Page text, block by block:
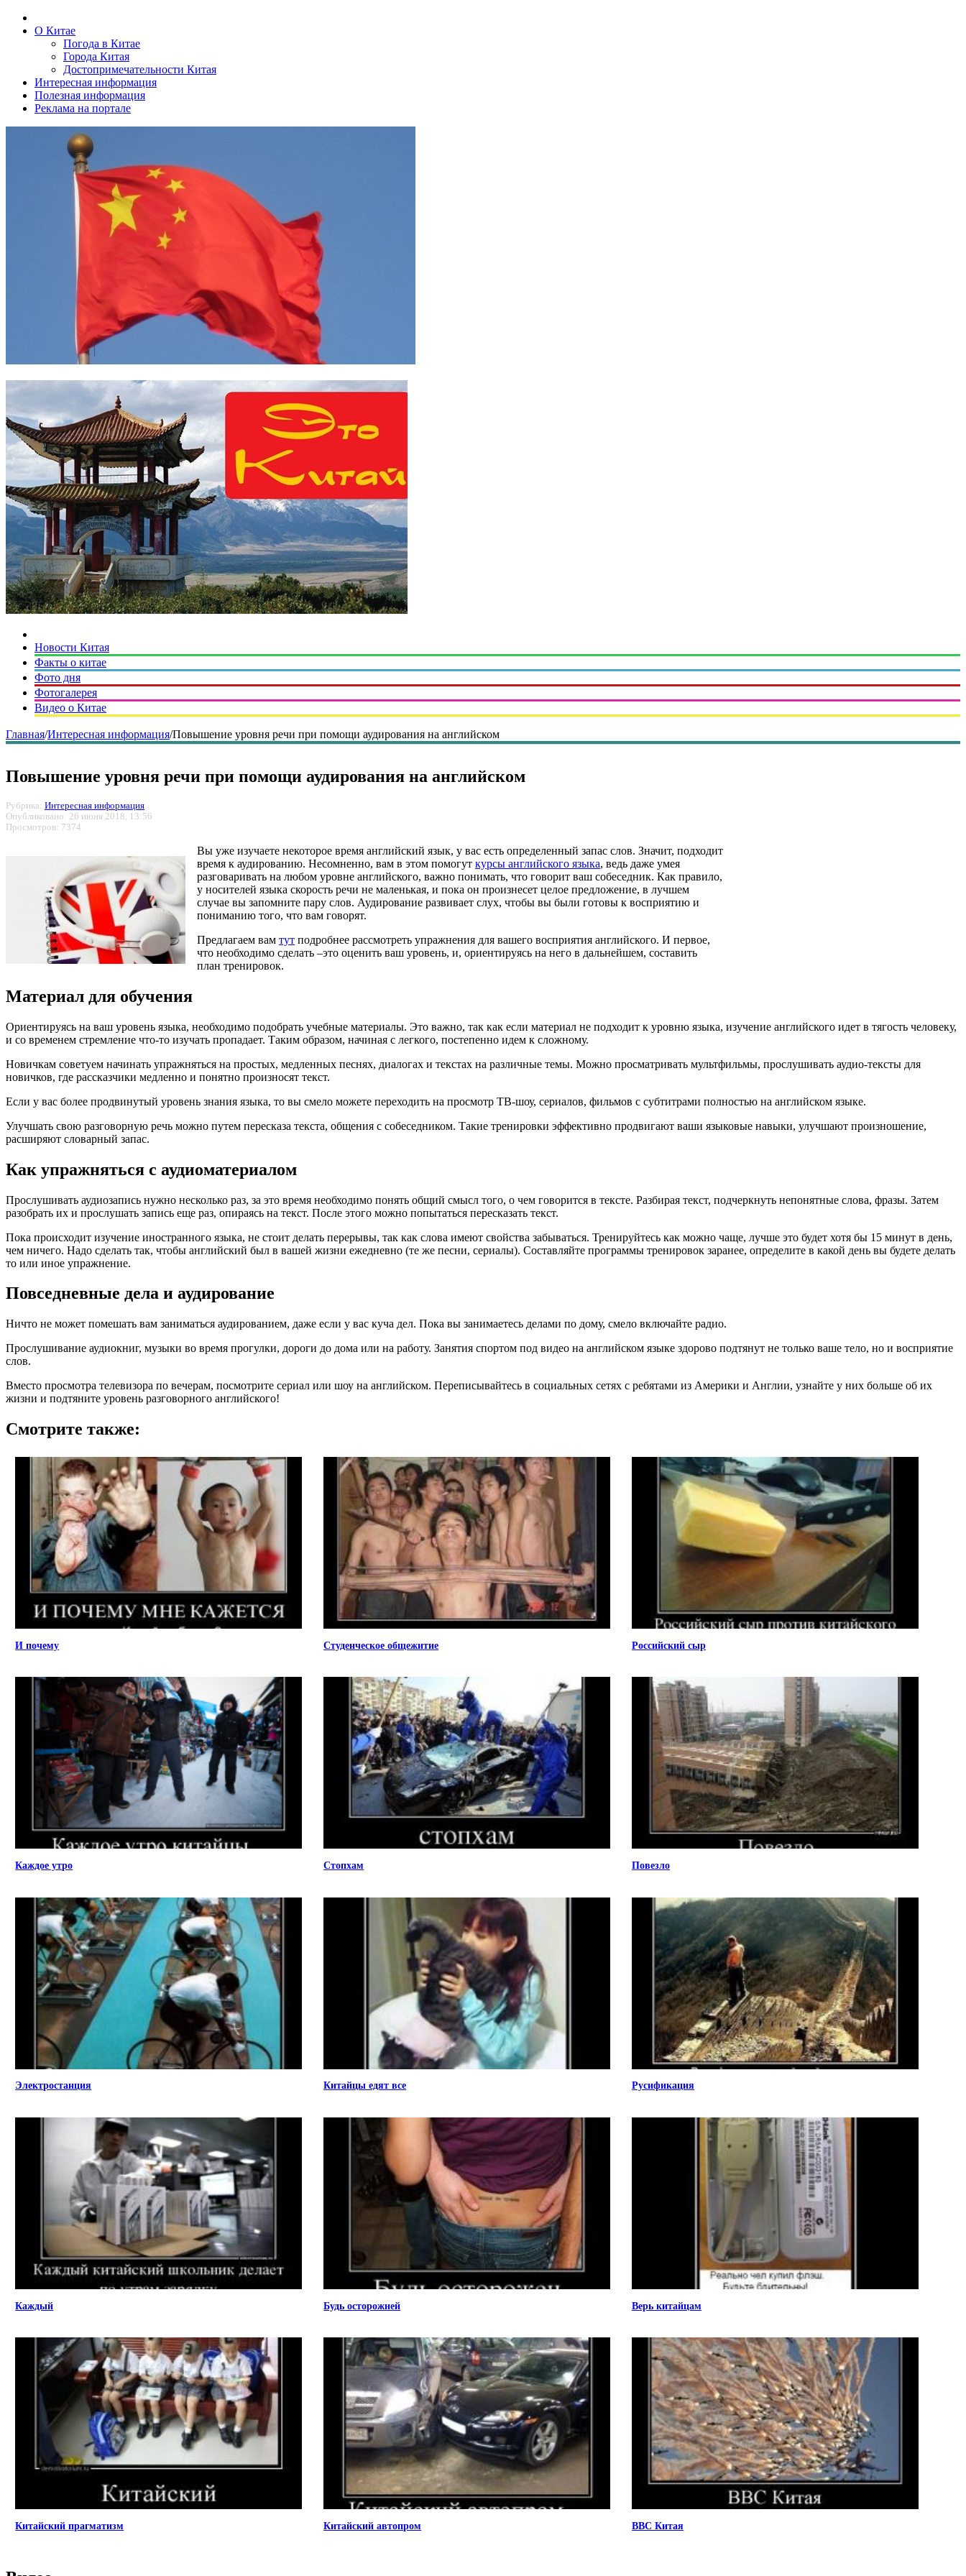
О Китае
Погода в Китае
Города Китая
Достопримечательности Китая
Интересная информация
Полезная информация
Реклама на портале
Новости Китая
Факты о китае
Фото дня
Фотогалерея
Видео о Китае
Главная/Интересная информация/Повышение уровня речи при помощи аудирования на английском
Повышение уровня речи при помощи аудирования на английском
Рубрика: Интересная информация
Опубликовано: 26 июня 2018, 13:56
Просмотров: 7374
Вы уже изучаете некоторое время английский язык, у вас есть определенный запас слов. Значит, подходит
время к аудированию. Несомненно, вам в этом помогут курсы английского языка, ведь даже умея
разговаривать на любом уровне английского, важно понимать, что говорит ваш собеседник. Как правило,
у носителей языка скорость речи не маленькая, и пока он произнесет целое предложение, в лучшем
случае вы запомните пару слов. Аудирование развивает слух, чтобы вы были готовы к восприятию и
пониманию того, что вам говорят.
Предлагаем вам тут подробнее рассмотреть упражнения для вашего восприятия английского. И первое,
что необходимо сделать –это оценить ваш уровень, и, ориентируясь на него в дальнейшем, составить
план тренировок.
Материал для обучения
Ориентируясь на ваш уровень языка, необходимо подобрать учебные материалы. Это важно, так как если материал не подходит к уровню языка, изучение английского идет в тягость человеку,
и со временем стремление что-то изучать пропадает. Таким образом, начиная с легкого, постепенно идем к сложному.
Новичкам советуем начинать упражняться на простых, медленных песнях, диалогах и текстах на различные темы. Можно просматривать мультфильмы, прослушивать аудио-тексты для
новичков, где рассказчики медленно и понятно произносят текст.
Если у вас более продвинутый уровень знания языка, то вы смело можете переходить на просмотр ТВ-шоу, сериалов, фильмов с субтитрами полностью на английском языке.
Улучшать свою разговорную речь можно путем пересказа текста, общения с собеседником. Такие тренировки эффективно продвигают ваши языковые навыки, улучшают произношение,
расширяют словарный запас.
Как упражняться с аудиоматериалом
Прослушивать аудиозапись нужно несколько раз, за это время необходимо понять общий смысл того, о чем говорится в тексте. Разбирая текст, подчеркнуть непонятные слова, фразы. Затем
разобрать их и прослушать запись еще раз, опираясь на текст. После этого можно попытаться пересказать текст.
Пока происходит изучение иностранного языка, не стоит делать перерывы, так как слова имеют свойства забываться. Тренируйтесь как можно чаще, лучше это будет хотя бы 15 минут в день,
чем ничего. Надо сделать так, чтобы английский был в вашей жизни ежедневно (те же песни, сериалы). Составляйте программы тренировок заранее, определите в какой день вы будете делать
то или иное упражнение.
Повседневные дела и аудирование
Ничто не может помешать вам заниматься аудированием, даже если у вас куча дел. Пока вы занимаетесь делами по дому, смело включайте радио.
Прослушивание аудиокниг, музыки во время прогулки, дороги до дома или на работу. Занятия спортом под видео на английском языке здорово подтянут не только ваше тело, но и восприятие
слов.
Вместо просмотра телевизора по вечерам, посмотрите сериал или шоу на английском. Переписывайтесь в социальных сетях с ребятами из Америки и Англии, узнайте у них больше об их
жизни и подтяните уровень разговорного английского!
Смотрите также:
И почему Студенческое общежитие Российский сыр
Каждое утро Стопхам Повезло
Электростанция Китайцы едят все Русификация
Каждый Будь осторожней Верь китайцам
Китайский прагматизм Китайский автопром ВВС Китая